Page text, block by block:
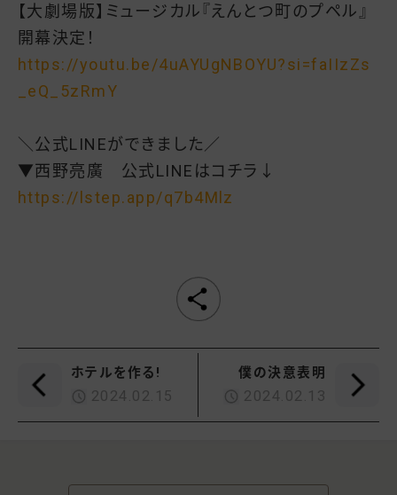
【大劇場版】ミュージカル『えんとつ町のプペル』
開幕決定！
https://youtu.be/4uAYUgNBOYU?si=faIIzZs
_eQ_5zRmY
＼公式LINEができました／
▼西野亮廣 公式LINEはコチラ↓
https://lstep.app/q7b4Mlz
ホテルを作る!
2024.02.15
僕の決意表明
2024.02.13